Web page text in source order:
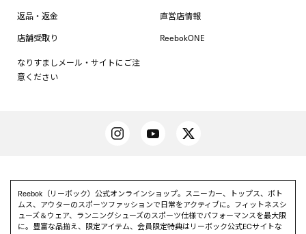
返品・返金
店舗受取り
なりすましメール・サイトにご注
意ください
直営店情報
ReebokONE
Reebok（リーボック）公式オンラインショップ。スニーカー、トップス、ボト
ムス、アウターのスポーツファッションで日常をアクティブに。フィットネスシ
ューズ＆ウェア、ランニングシューズのスポーツ仕様でパフォーマンスを最大限
に。豊富な品揃え、限定アイテム、会員限定特典はリーボック公式ECサイトな